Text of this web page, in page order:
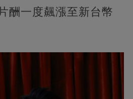
酬一度飆漲至新台幣